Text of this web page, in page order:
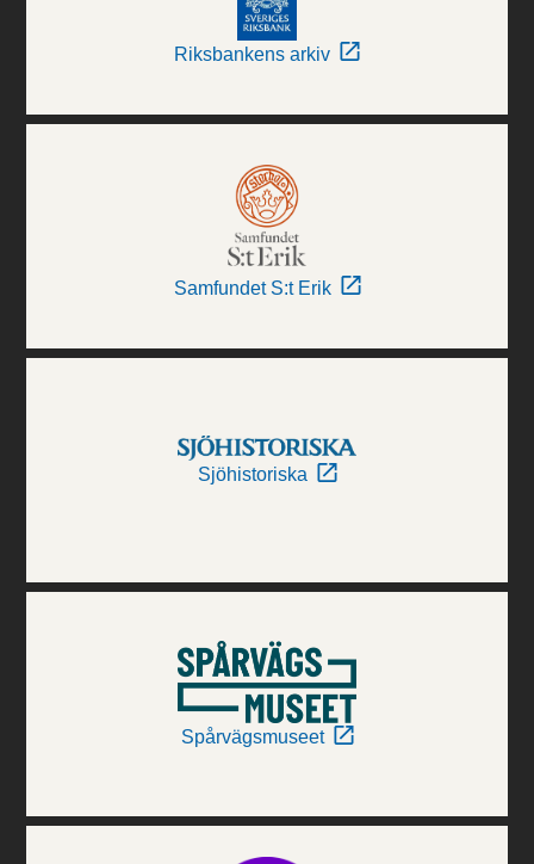
Riksbankens arkiv
Samfundet S:t Erik
Sjöhistoriska
Spårvägsmuseet